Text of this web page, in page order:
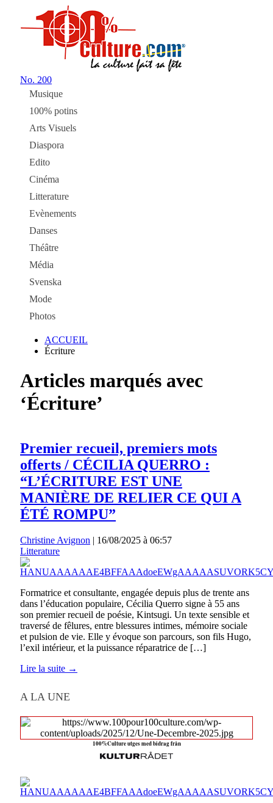
No. 200
Musique
100% potins
Arts Visuels
Diaspora
Edito
Cinéma
Litterature
Evènements
Danses
Théâtre
Média
Svenska
Mode
Photos
ACCUEIL
Écriture
Articles marqués avec
‘Écriture’
Premier recueil, premiers mots
offerts / CÉCILIA QUERRO :
“L’ÉCRITURE EST UNE
MANIÈRE DE RELIER CE QUI A
ÉTÉ ROMPU”
Christine Avignon | 16/08/2025 à 06:57
Litterature
Formatrice et consultante, engagée depuis plus de trente ans
dans l’éducation populaire, Cécilia Querro signe à 55 ans
son premier recueil de poésie, Kintsugi. Un texte sensible et
traversé de fêlures, entre blessures intimes, mémoire sociale
et pulsion de vie. Elle y évoque son parcours, son fils Hugo,
l’exil intérieur, et la puissance réparatrice de […]
Lire la suite →
A LA UNE
100%Culture utges med bidrag från